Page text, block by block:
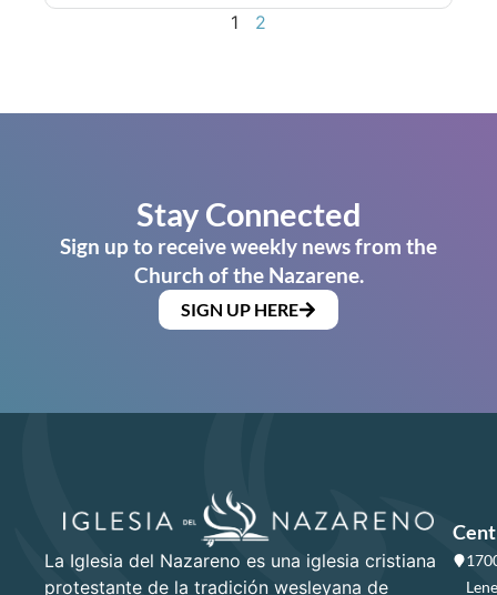
1 2
Stay Connected
Sign up to receive weekly news from the
Church of the Nazarene.
SIGN UP HERE
La Iglesia del Nazareno es una iglesia cristiana
protestante de la tradición wesleyana de